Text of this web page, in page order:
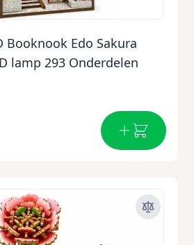
Booknook Edo Sakura
lamp 293 Onderdelen